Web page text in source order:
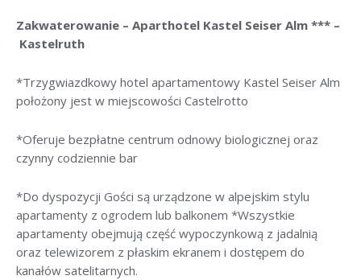
Zakwaterowanie – Aparthotel Kastel Seiser Alm *** –
Kastelruth
*Trzygwiazdkowy hotel apartamentowy Kastel Seiser Alm
położony jest w miejscowości Castelrotto
*Oferuje bezpłatne centrum odnowy biologicznej oraz
czynny codziennie bar
*Do dyspozycji Gości są urządzone w alpejskim stylu
apartamenty z ogrodem lub balkonem *Wszystkie
apartamenty obejmują część wypoczynkową z jadalnią
oraz telewizorem z płaskim ekranem i dostępem do
kanałów satelitarnych.